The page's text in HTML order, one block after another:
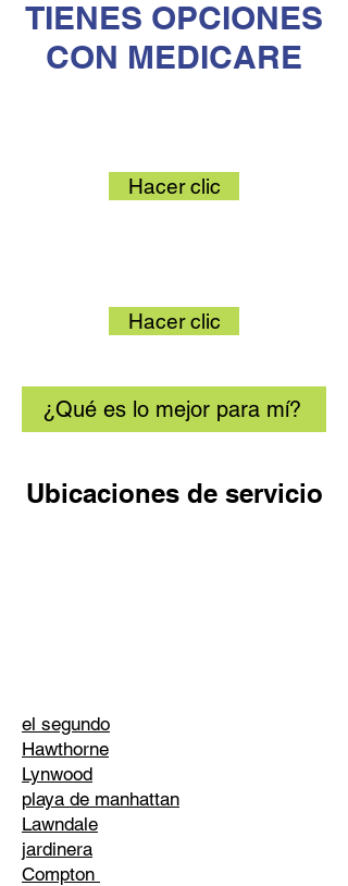
TIENES OPCIONES
CON MEDICARE
Hacer clic
Hacer clic
¿Qué es lo mejor para mí?
Ubicaciones de servicio
el segundo
Hawthorne
Lynwood
playa de manhattan
Lawndale
jardinera
Compton